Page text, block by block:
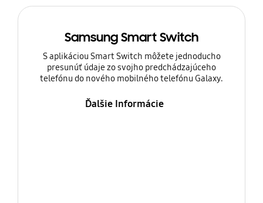
Samsung Smart Switch
S aplikáciou Smart Switch môžete jednoducho
presunúť údaje zo svojho predchádzajúceho
telefónu do nového mobilného telefónu Galaxy.
Ďalšie Informácie